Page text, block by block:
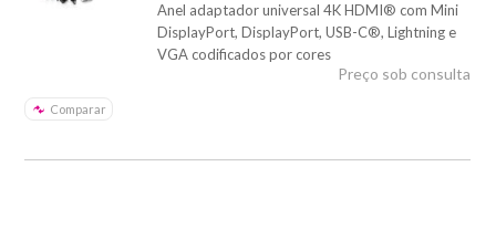
Anel adaptador universal 4K HDMI® com Mini
DisplayPort, DisplayPort, USB-C®, Lightning e
VGA codificados por cores
Comparar
Preço sob consulta